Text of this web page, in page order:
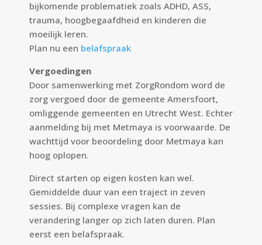
bijkomende problematiek zoals ADHD, ASS,
trauma, hoogbegaafdheid en kinderen die
moeilijk leren.
Plan nu een belafspraak
Vergoedingen
Door samenwerking met ZorgRondom word de
zorg vergoed door de gemeente Amersfoort,
omliggende gemeenten en Utrecht West. Echter
aanmelding bij met Metmaya is voorwaarde. De
wachttijd voor beoordeling door Metmaya kan
hoog oplopen.
Direct starten op eigen kosten kan wel.
Gemiddelde duur van een traject in zeven
sessies. Bij complexe vragen kan de
verandering langer op zich laten duren. Plan
eerst een belafspraak.